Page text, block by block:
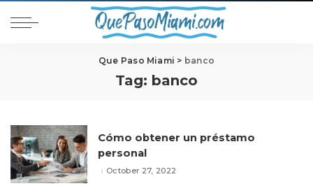
Que Paso Miami > banco
Tag: banco
Cómo obtener un préstamo
personal
October 27, 2022